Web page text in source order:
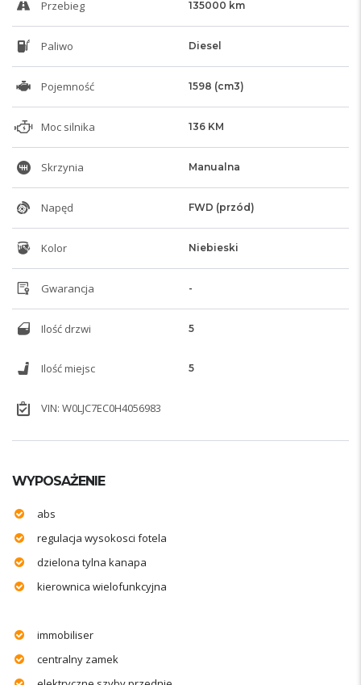
Przebieg 135000 km
Paliwo Diesel
Pojemność 1598 (cm3)
Moc silnika 136 KM
Skrzynia Manualna
Napęd FWD (przód)
Kolor Niebieski
Gwarancja -
Ilość drzwi 5
Ilość miejsc 5
VIN: W0LJC7EC0H4056983
WYPOSAŻENIE
abs
regulacja wysokosci fotela
dzielona tylna kanapa
kierownica wielofunkcyjna
immobiliser
centralny zamek